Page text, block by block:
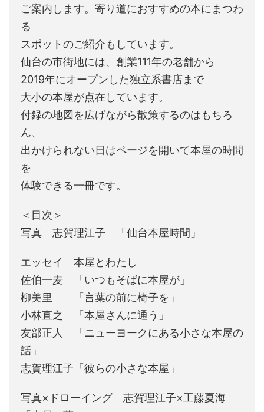
ご案内します。寄り道におすすめの本にまつわ
る
スポットのご紹介もしています。
仙台の市街地には、創業111年の老舗から
2019年にオープンした独立系書店まで
大小の本屋が点在しています。
付録の地図を広げながら散策するのはもちろ
ん、
出かけられない日はページを開いて本屋の時間
を
体験できる一冊です。
＜目次＞
写真 志賀理江子 「仙台本屋時間」
エッセイ 本屋とわたし
佐伯一麦 「いつもそばに本屋が」
柳美里 「言葉の前に椅子を」
小林直之 「本屋さんに通う」
友部正人 「ニューヨークにある小さな本屋の
話」
志賀理江子「彼らの小さな本屋」
写真×ドローイング 志賀理江子×工藤夏海